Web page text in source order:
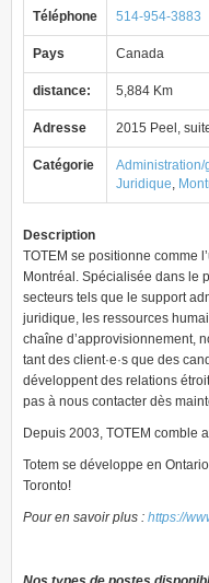
Téléphone 514-954-3883
Pays Canada
distance: 5,884 Km
Adresse 2015 Peel,
Catégorie Administration/
Juridique,
Description
TOTEM se positionne comme
Montréal. Spécialisée dans le
secteurs tels que le support
juridique, les ressources
chaîne d’approvisionnement,
tant des client·e·s que des
développent des relations
pas à nous contacter dès
Depuis 2003, TOTEM comble
Totem se développe en
Toronto!
Pour en savoir plus : https://